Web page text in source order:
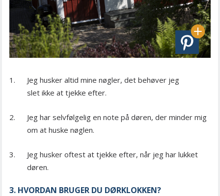
Jeg husker altid mine nøgler, det behøver jeg
slet ikke at tjekke efter.
Jeg har selvfølgelig en note på døren, der minder mig
om at huske nøglen.
Jeg husker oftest at tjekke efter, når jeg har lukket
døren.
3. HVORDAN BRUGER DU DØRKLOKKEN?